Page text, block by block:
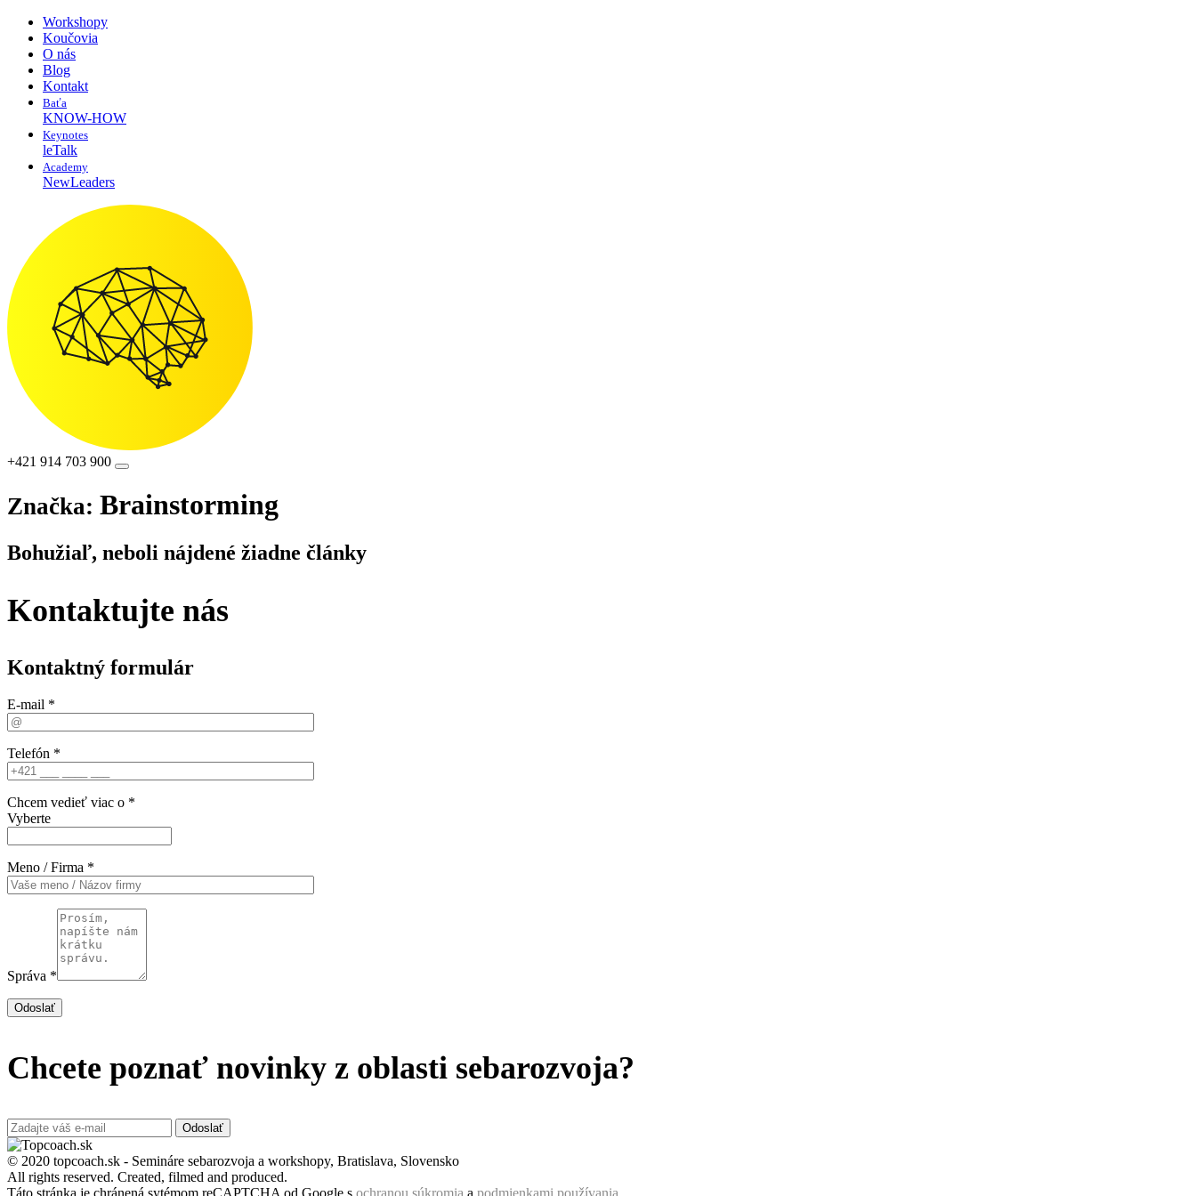
Workshopy
Koučovia
O nás
Blog
Kontakt
Baťa
KNOW-HOW
Keynotes
leTalk
Academy
NewLeaders
+421 914 703 900
Značka: Brainstorming
Bohužiaľ, neboli nájdené žiadne články
Kontaktujte nás
Kontaktný formulár
E-mail *
Telefón *
Chcem vedieť viac o *
Vyberte
Meno / Firma *
Správa *
Odoslať
Chcete poznať novinky z oblasti sebarozvoja?
Odoslať
© 2020 topcoach.sk - Semináre sebarozvoja a workshopy, Bratislava, Slovensko
All rights reserved. Created, filmed and produced.